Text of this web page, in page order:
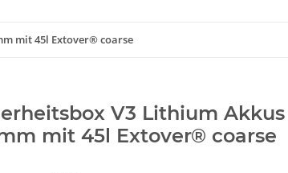
mit 45l Extover® coarse
V3 Lithium
mit 45l Extover® coarse